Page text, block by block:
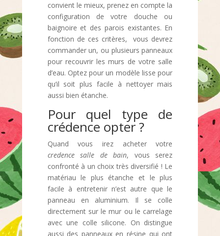
convient le mieux, prenez en compte la
configuration de votre douche ou
baignoire et des parois existantes. En
fonction de ces critères, vous devrez
commander un, ou plusieurs panneaux
pour recouvrir les murs de votre salle
d’eau. Optez pour un modèle lisse pour
qu’il soit plus facile à nettoyer mais
aussi bien étanche.
Pour quel type de
crédence opter ?
Quand vous irez acheter votre
credence salle de bain, vous serez
confronté à un choix très diversifié ! Le
matériau le plus étanche et le plus
facile à entretenir n’est autre que le
panneau en aluminium. Il se colle
directement sur le mur ou le carrelage
avec une colle silicone. On distingue
aussi des panneaux en résine qui ont